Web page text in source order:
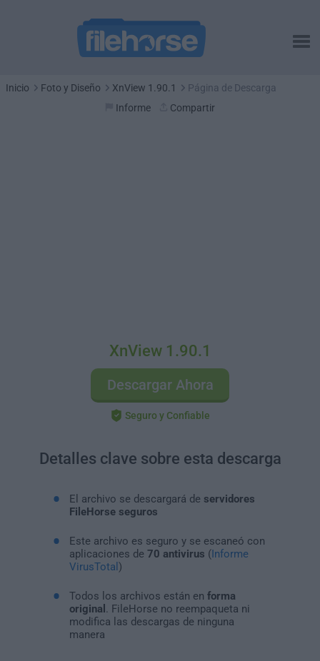
Inicio Foto y Diseño XnView 1.90.1
Página de Descarga
Informe
Compartir
XnView 1.90.1
Descargar Ahora
Seguro y Confiable
Detalles clave sobre esta descarga
El archivo se descargará de servidores
FileHorse seguros
Este archivo es seguro y se escaneó con
aplicaciones de 70 antivirus (Informe
VirusTotal )
Todos los archivos están en forma
original
. FileHorse no reempaqueta ni
modifica las descargas de ninguna
manera